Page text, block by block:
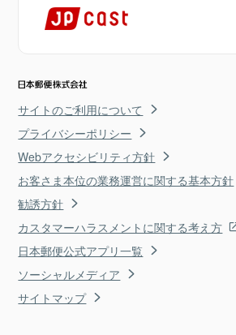
サイトのご利用について
プライバシーポリシー
Webアクセシビリティ方針
お客さま本位の業務運営に関する基本方針
勧誘方針
カスタマーハラスメントに関する考え方
日本郵便公式アプリ一覧
ソーシャルメディア
サイトマップ